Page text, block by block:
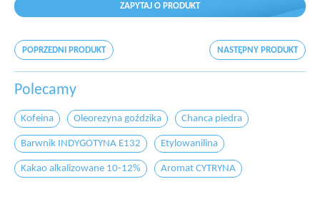
ZAPYTAJ O PRODUKT
POPRZEDNI PRODUKT NASTĘPNY PRODUKT
Polecamy
Kofeina Oleorezyna goździka Chanca piedra
Barwnik INDYGOTYNA E132 Etylowanilina
Kakao alkalizowane 10-12% Aromat CYTRYNA